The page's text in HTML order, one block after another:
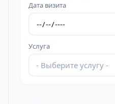
Дата визита
Услуга
- Выберите услугу -